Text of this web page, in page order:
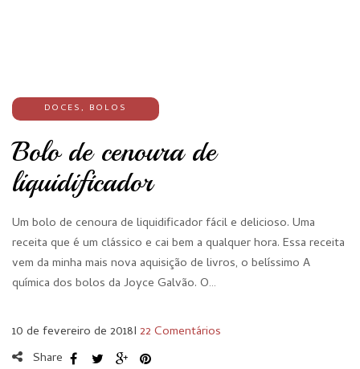
DOCES, BOLOS
Bolo de cenoura de
liquidificador
Um bolo de cenoura de liquidificador fácil e delicioso. Uma
receita que é um clássico e cai bem a qualquer hora. Essa receita
vem da minha mais nova aquisição de livros, o belíssimo A
química dos bolos da Joyce Galvão. O…
10 de fevereiro de 2018I 22 Comentários
Share